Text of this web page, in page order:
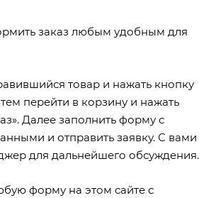
заказ любым удобным для
товар и нажать кнопку
перейти в корзину и нажать
Далее заполнить форму с
и отправить заявку. С вами
для дальнейшего обсуждения.
форму на этом сайте с